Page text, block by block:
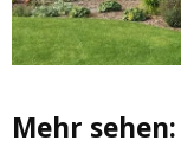
Mehr sehen: